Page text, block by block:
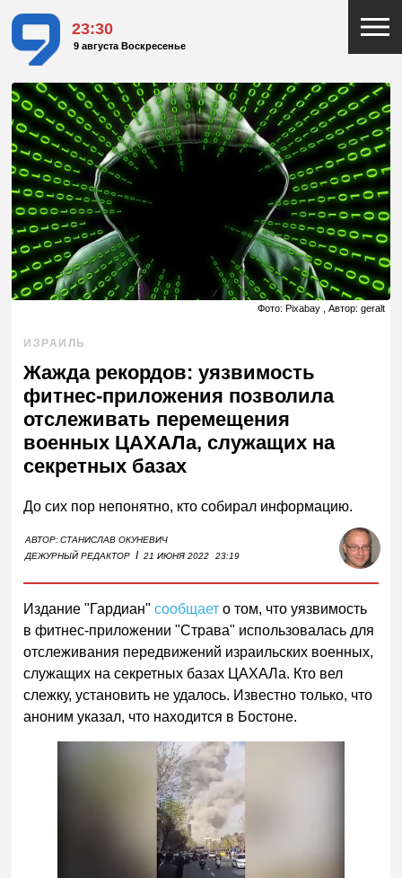
23:30
9 августа Воскресенье
Фото: Pixabay , Автор: geralt
ИЗРАИЛЬ
Жажда рекордов: уязвимость
фитнес-приложения позволила
отслеживать перемещения
военных ЦАХАЛа, служащих на
секретных базах
До сих пор непонятно, кто собирал информацию.
АВТОР:СТАНИСЛАВ ОКУНЕВИЧ
ДЕЖУРНЫЙ РЕДАКТОР I 21 ИЮНЯ 2022 23:19
Издание "Гардиан"сообщает о том, что уязвимость
в фитнес-приложении "Страва" использовалась для
отслеживания передвижений израильских военных,
служащих на секретных базах ЦАХАЛа. Кто вел
слежку, установить не удалось. Известно только, что
аноним указал, что находится в Бостоне.